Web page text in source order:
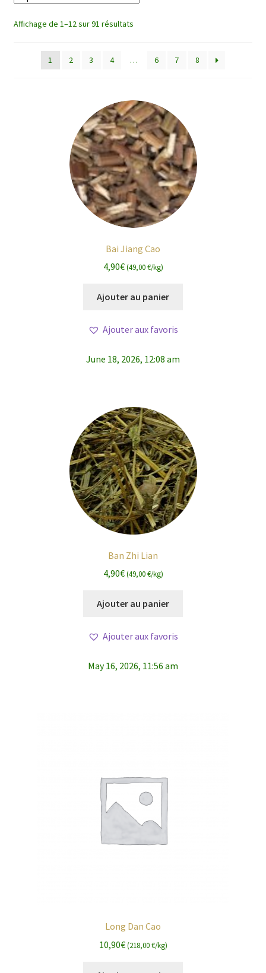
Affichage de 1–12 sur 91 résultats
1 2 3 4 … 6 7 8
Bai Jiang Cao
4,90€(49,00 €/kg)
Ajouter au panier
Ajouter aux favoris
June 18, 2026, 12:08 am
Ban Zhi Lian
4,90€(49,00 €/kg)
Ajouter au panier
Ajouter aux favoris
May 16, 2026, 11:56 am
Long Dan Cao
10,90€(218,00 €/kg)